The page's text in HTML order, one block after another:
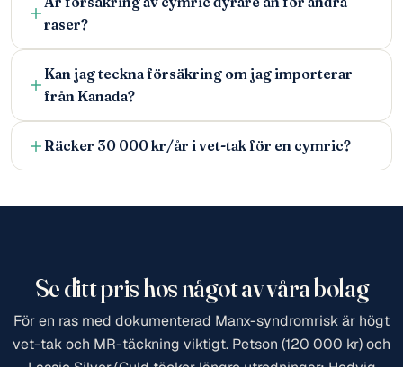
raser?
Kan jag teckna försäkring om jag importerar
från Kanada?
Räcker 30 000 kr/år i vet-tak för en cymric?
Se ditt pris hos något av våra bolag
För en ras med dokumenterad Manx-syndromrisk är högt
vet-tak och MR-täckning viktigt. Petson (120 000 kr) och